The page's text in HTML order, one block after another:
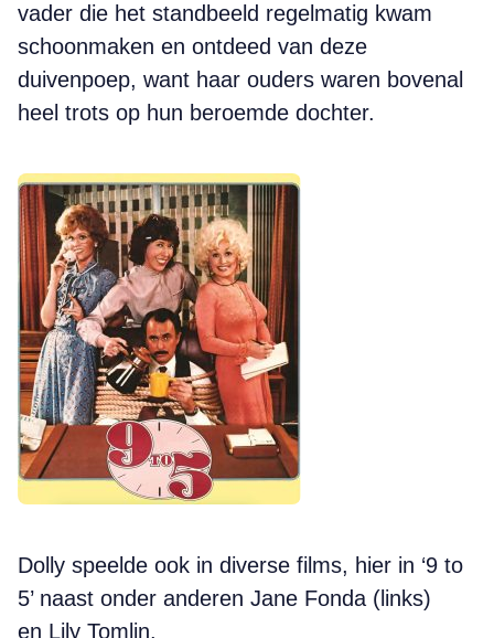
vader die het standbeeld regelmatig kwam
schoonmaken en ontdeed van deze
duivenpoep, want haar ouders waren bovenal
heel trots op hun beroemde dochter.
Dolly speelde ook in diverse films, hier in ‘9 to
5’ naast onder anderen Jane Fonda (links)
en Lily Tomlin.